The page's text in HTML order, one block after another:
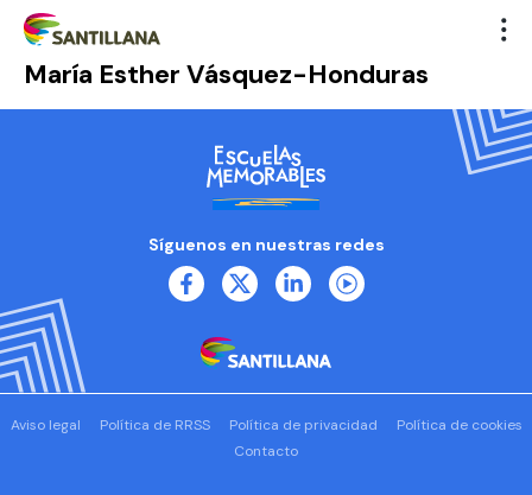
María Esther Vásquez-Honduras
Síguenos en nuestras redes
Aviso legal Política de RRSS Política de privacidad
Política de cookies
Contacto